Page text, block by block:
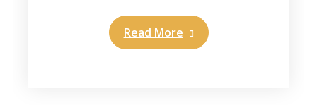
Read More